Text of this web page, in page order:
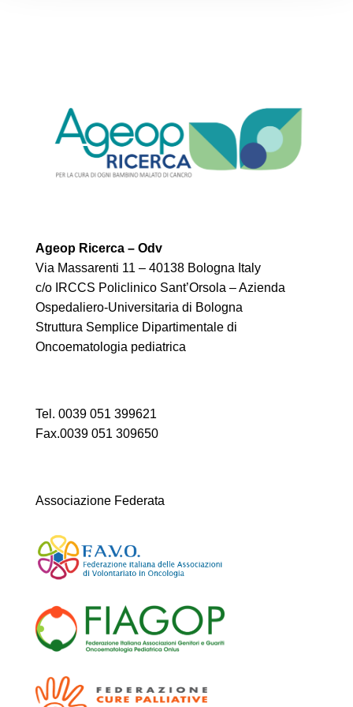
Ageop Ricerca – Odv
Via Massarenti 11 – 40138 Bologna Italy
c/o IRCCS Policlinico Sant’Orsola – Azienda
Ospedaliero-Universitaria di Bologna
Struttura Semplice Dipartimentale di
Oncoematologia pediatrica
Tel. 0039 051 399621
Fax.0039 051 309650
Associazione Federata